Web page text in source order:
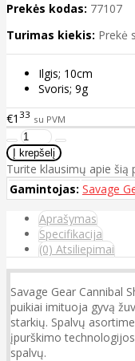
Prekės kodas: 77107
Turimas kiekis: Prekė
Ilgis; 10cm
Svoris; 9g
€1 33 su PVM
Turite klausimų apie šią
Gamintojas: Savage
Aprašymas
Specifikacija
(0) Atsiliepimai
Savage Gear Cannibal
puikiai imituoja gyvą
starkių. Spalvų
įpurškimo
spalvų.